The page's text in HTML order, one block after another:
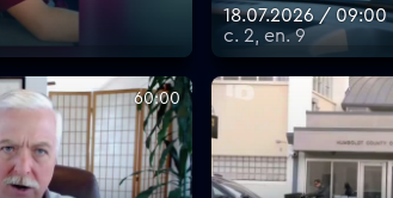
18.07.2026 / 09:00
с. 2, еп. 9
60:00